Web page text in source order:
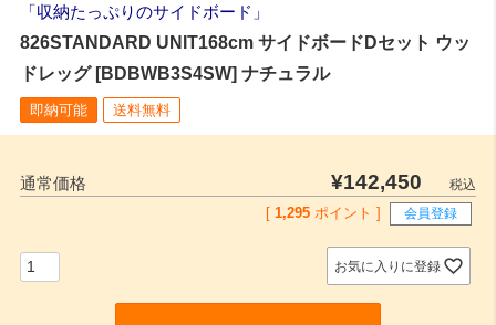
収納たっぷりのサイドボード
826STANDARD UNIT168cm サイドボードDセット ウッ
ドレッグ [BDBWB3S4SW] ナチュラル
即納可能 送料無料
通常価格 ¥142,450
税込
1,295 ポイント ] 会員登録
お気に入りに登録